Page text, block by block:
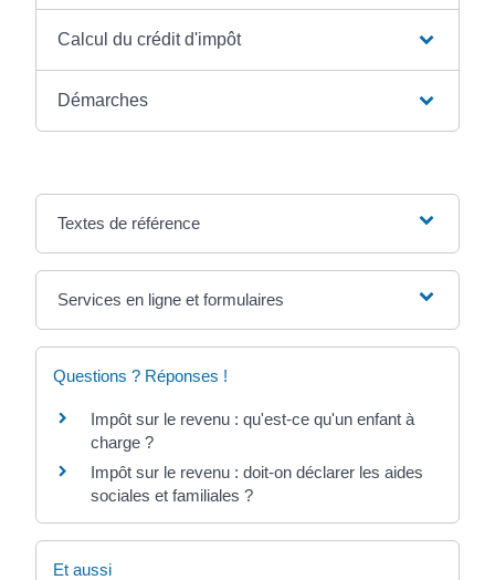
Calcul du crédit d'impôt
Démarches
Textes de référence
Services en ligne et formulaires
Questions ? Réponses !
Impôt sur le revenu : qu'est-ce qu'un enfant à
charge ?
Impôt sur le revenu : doit-on déclarer les aides
sociales et familiales ?
Et aussi